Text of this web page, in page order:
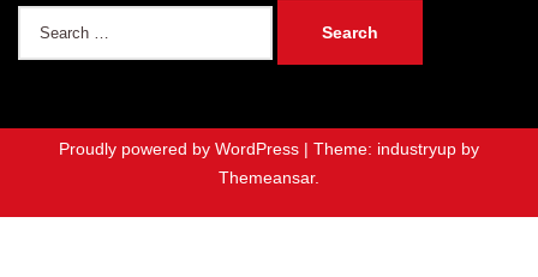
Proudly powered by WordPress | Theme: industryup by
Themeansar.